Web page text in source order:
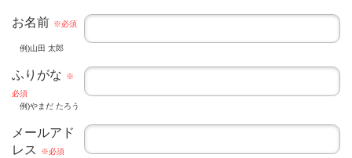
お名前 ※必須
例)山田 太郎
ふりがな
※
必須
例)やまだ たろう
メールアド
レス
※必須